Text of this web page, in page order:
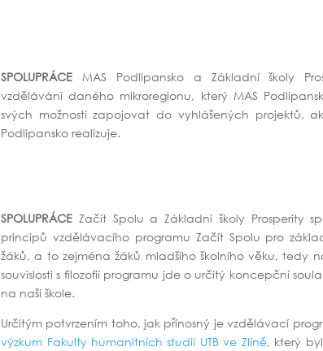
SPOLUPRÁCE MAS Podlipansko a Základní školy
vzdělávání daného mikroregionu, který MAS
svých možností zapojovat do vyhlášených projektů,
Podlipansko realizuje.
SPOLUPRÁCE Začít Spolu a Základní školy Prosperity
principů vzdělávacího programu Začít Spolu pro
žáků, a to zejména žáků mladšího školního věku, tedy
souvislosti s filozofií programu jde o určitý koncepční
na naší škole.
Určitým potvrzením toho, jak přínosný je vzdělávací
výzkum Fakulty humanitních studií UTB ve Zlíně, který